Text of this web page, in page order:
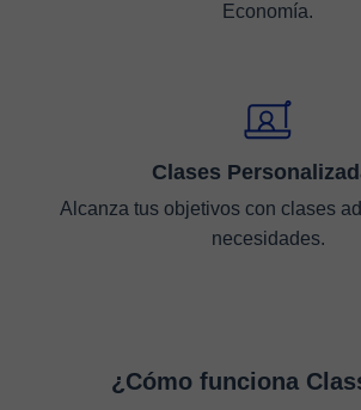
Economía.
Clases
Alcanza tus objetivos con clases
necesidades.
¿Cómo funciona